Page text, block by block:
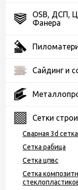
OSB, ДСП,
Фанера
Сайдинг и
Сетки
Сварная 3d
Сетка рабица
Сетка цпвс
Сетка